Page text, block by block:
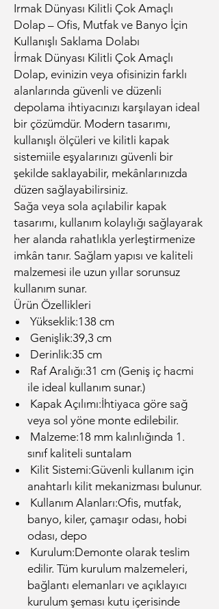
Irmak Dünyası Kilitli Çok Amaçlı
Dolap – Ofis, Mutfak ve Banyo İçin
Kullanışlı Saklama Dolabı
İrmak Dünyası Kilitli Çok Amaçlı
Dolap, evinizin veya ofisinizin farklı
alanlarında güvenli ve düzenli
depolama ihtiyacınızı karşılayan ideal
bir çözümdür. Modern tasarımı,
kullanışlı ölçüleri ve kilitli kapak
sistemiile eşyalarınızı güvenli bir
şekilde saklayabilir, mekânlarınızda
düzen sağlayabilirsiniz.
Sağa veya sola açılabilir kapak
tasarımı, kullanım kolaylığı sağlayarak
her alanda rahatlıkla yerleştirmenize
imkân tanır. Sağlam yapısı ve kaliteli
malzemesi ile uzun yıllar sorunsuz
kullanım sunar.
Ürün Özellikleri
Yükseklik:138 cm
Genişlik:39,3 cm
Derinlik:35 cm
Raf Aralığı:31 cm (Geniş iç hacmi
ile ideal kullanım sunar.)
Kapak Açılımı:İhtiyaca göre sağ
veya sol yöne monte edilebilir.
Malzeme:18 mm kalınlığında 1.
sınıf kaliteli suntalam
Kilit Sistemi:Güvenli kullanım için
anahtarlı kilit mekanizması bulunur.
Kullanım Alanları:Ofis, mutfak,
banyo, kiler, çamaşır odası, hobi
odası, depo
Kurulum:Demonte olarak teslim
edilir. Tüm kurulum malzemeleri,
bağlantı elemanları ve açıklayıcı
kurulum şeması kutu içerisinde